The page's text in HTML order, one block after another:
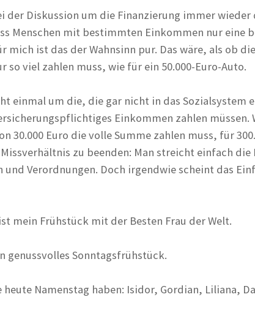
der Diskussion um die Finanzierung immer
Menschen mit bestimmten Einkommen nur eine
mich ist das der Wahnsinn pur. Das wäre, als ob
so viel zahlen muss, wie für ein 50.000-Euro-Auto.
einmal um die, die gar nicht in das Sozialsystem
Einkommen zahlen müssen.
30.000 Euro die volle Summe zahlen muss, für
zu beenden: Man streicht einfach
und Verordnungen. Doch irgendwie scheint das
mein Frühstück mit der Besten Frau der Welt.
genussvolles Sonntagsfrühstück.
Namenstag haben: Isidor, Gordian, Liliana,